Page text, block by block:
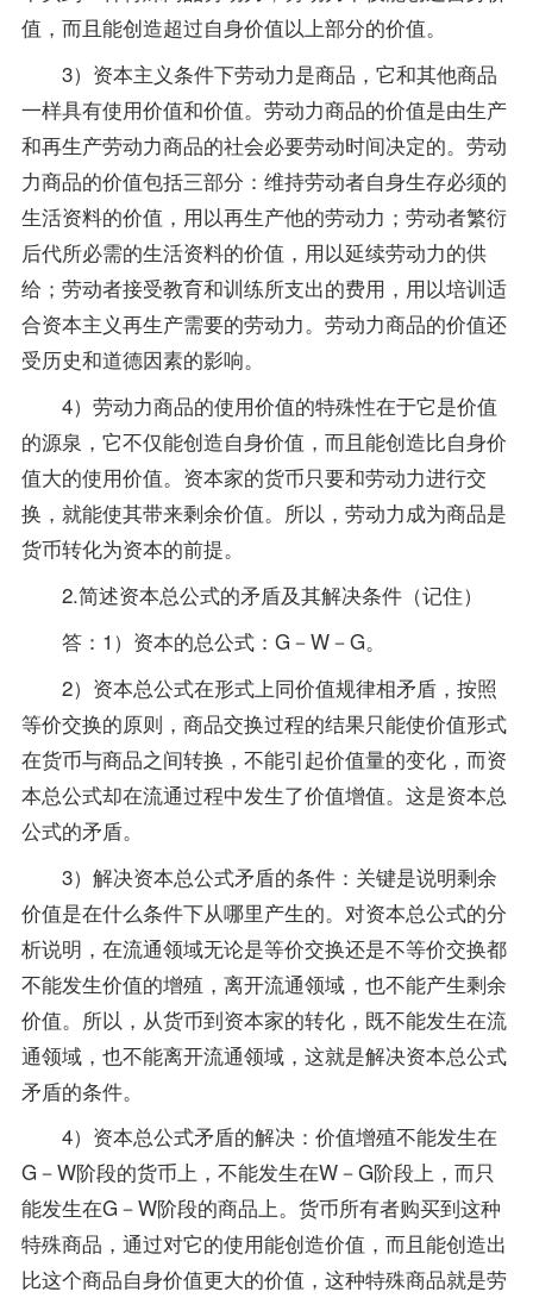
值，而且能创造超过自身价值以上部分的价值。
3）资本主义条件下劳动力是商品，它和其他商品
一样具有使用价值和价值。劳动力商品的价值是由生产
和再生产劳动力商品的社会必要劳动时间决定的。劳动
力商品的价值包括三部分：维持劳动者自身生存必须的
生活资料的价值，用以再生产他的劳动力；劳动者繁衍
后代所必需的生活资料的价值，用以延续劳动力的供
给；劳动者接受教育和训练所支出的费用，用以培训适
合资本主义再生产需要的劳动力。劳动力商品的价值还
受历史和道德因素的影响。
4）劳动力商品的使用价值的特殊性在于它是价值
的源泉，它不仅能创造自身价值，而且能创造比自身价
值大的使用价值。资本家的货币只要和劳动力进行交
换，就能使其带来剩余价值。所以，劳动力成为商品是
货币转化为资本的前提。
2.简述资本总公式的矛盾及其解决条件（记住）
答：1）资本的总公式：G－W－G。
2）资本总公式在形式上同价值规律相矛盾，按照
等价交换的原则，商品交换过程的结果只能使价值形式
在货币与商品之间转换，不能引起价值量的变化，而资
本总公式却在流通过程中发生了价值增值。这是资本总
公式的矛盾。
3）解决资本总公式矛盾的条件：关键是说明剩余
价值是在什么条件下从哪里产生的。对资本总公式的分
析说明，在流通领域无论是等价交换还是不等价交换都
不能发生价值的增殖，离开流通领域，也不能产生剩余
价值。所以，从货币到资本家的转化，既不能发生在流
通领域，也不能离开流通领域，这就是解决资本总公式
矛盾的条件。
4）资本总公式矛盾的解决：价值增殖不能发生在
G－W阶段的货币上，不能发生在W－G阶段上，而只
能发生在G－W阶段的商品上。货币所有者购买到这种
特殊商品，通过对它的使用能创造价值，而且能创造出
比这个商品自身价值更大的价值，这种特殊商品就是劳